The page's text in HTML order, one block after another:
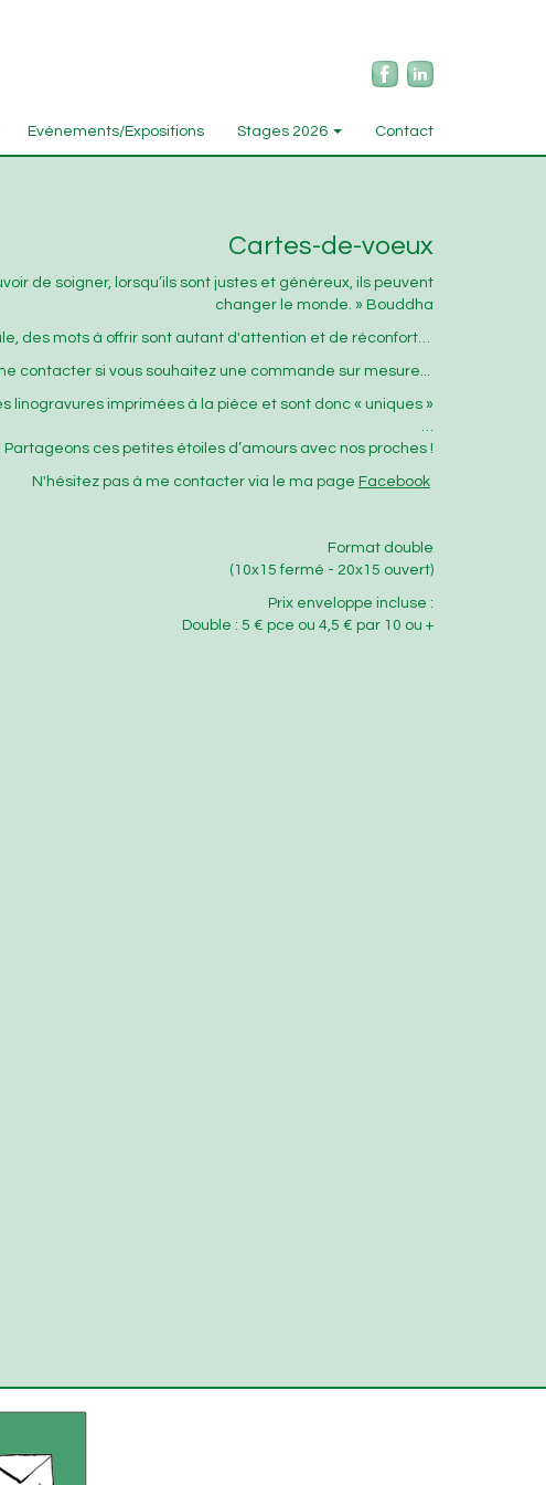
Evénements/Expositions Stages 2026 Contact
Cartes-de-voeux
de soigner, lorsqu’ils sont justes et généreux, ils peuvent
changer le monde. » Bouddha
des mots à offrir sont autant d'attention et de réconfort…
contacter si vous souhaitez une commande sur mesure...
linogravures imprimées à la pièce et sont donc « uniques »
…
Partageons ces petites étoiles d’amours avec nos proches !
N'hésitez pas à me contacter via le ma page Facebook
Format double
(10x15 fermé - 20x15 ouvert)
Prix enveloppe incluse :
Double : 5 € pce ou 4,5 € par 10 ou +